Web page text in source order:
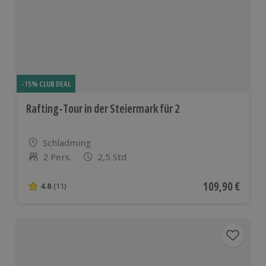
-15% CLUB DEAL
Rafting-Tour in der Steiermark für 2
Standort
Schladming
Anzahl der Teilnehmer
2 Pers. 2,5 Std
4.8 von 5 Sternen basierend auf 11 Bewertungen
4.8 (11) Aktueller Preis
109,90 €